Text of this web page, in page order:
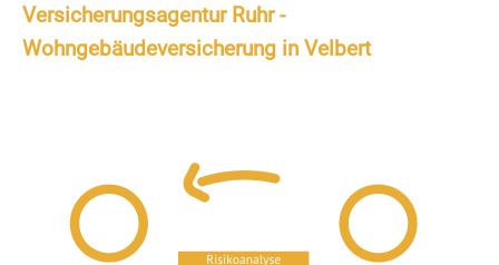
Versicherungsagentur Ruhr -
Wohngebäudeversicherung in Velbert